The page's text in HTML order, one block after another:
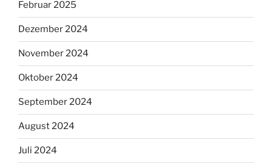
Februar 2025
Dezember 2024
November 2024
Oktober 2024
September 2024
August 2024
Juli 2024